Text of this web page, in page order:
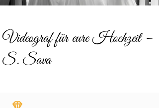
Videograf für eure Hochzeit –
S. Sava